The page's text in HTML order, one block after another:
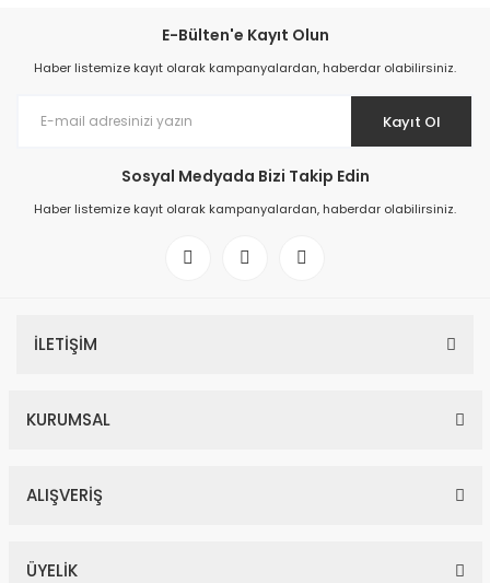
E-Bülten'e Kayıt Olun
Haber listemize kayıt olarak kampanyalardan, haberdar olabilirsiniz.
Kayıt Ol
Sosyal Medyada Bizi Takip Edin
Haber listemize kayıt olarak kampanyalardan, haberdar olabilirsiniz.
İLETİŞİM
KURUMSAL
ALIŞVERİŞ
ÜYELİK